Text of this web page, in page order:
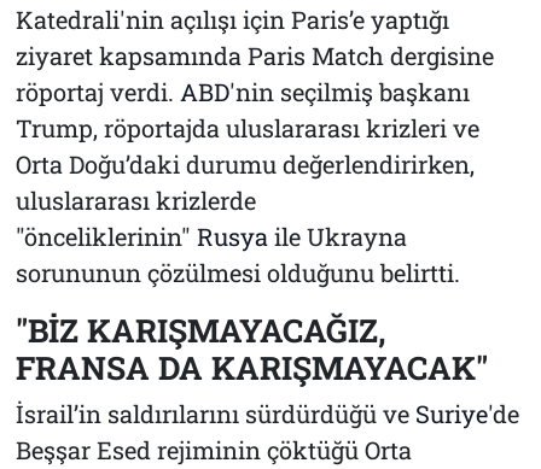
Katedrali'nin açılışı için Paris’e yaptığı
ziyaret kapsamında Paris Match dergisine
röportaj verdi. ABD'nin seçilmiş başkanı
Trump, röportajda uluslararası krizleri ve
Orta Doğu’daki durumu değerlendirirken,
uluslararası krizlerde
"önceliklerinin" Rusya ile Ukrayna
sorununun çözülmesi olduğunu belirtti.
"BİZ KARIŞMAYACAĞIZ,
FRANSA DA KARIŞMAYACAK"
İsrail’in saldırılarını sürdürdüğü ve Suriye'de
Beşşar Esed rejiminin çöktüğü Orta